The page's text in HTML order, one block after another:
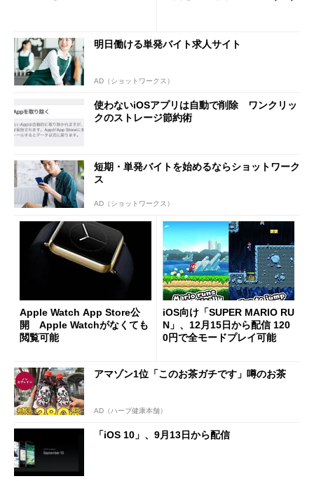
明日働ける単発バイト求人サイト
AD（ショットワークス）
使わないiOSアプリは自動で削除 ワンクリッ
クのストレージ節約術
短期・単発バイトを始めるならショットワーク
ス
AD（ショットワークス）
Apple Watch App Store公
開 Apple Watchがなくても
閲覧可能
iOS向け「SUPER MARIO RU
N」、12月15日から配信 120
0円で全モードプレイ可能
アマゾン1位「このお茶ガチです」噂のお茶
AD（ハーブ健康本舗）
「iOS 10」、9月13日から配信